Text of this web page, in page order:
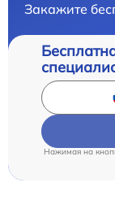
Закажите
Нажимая на